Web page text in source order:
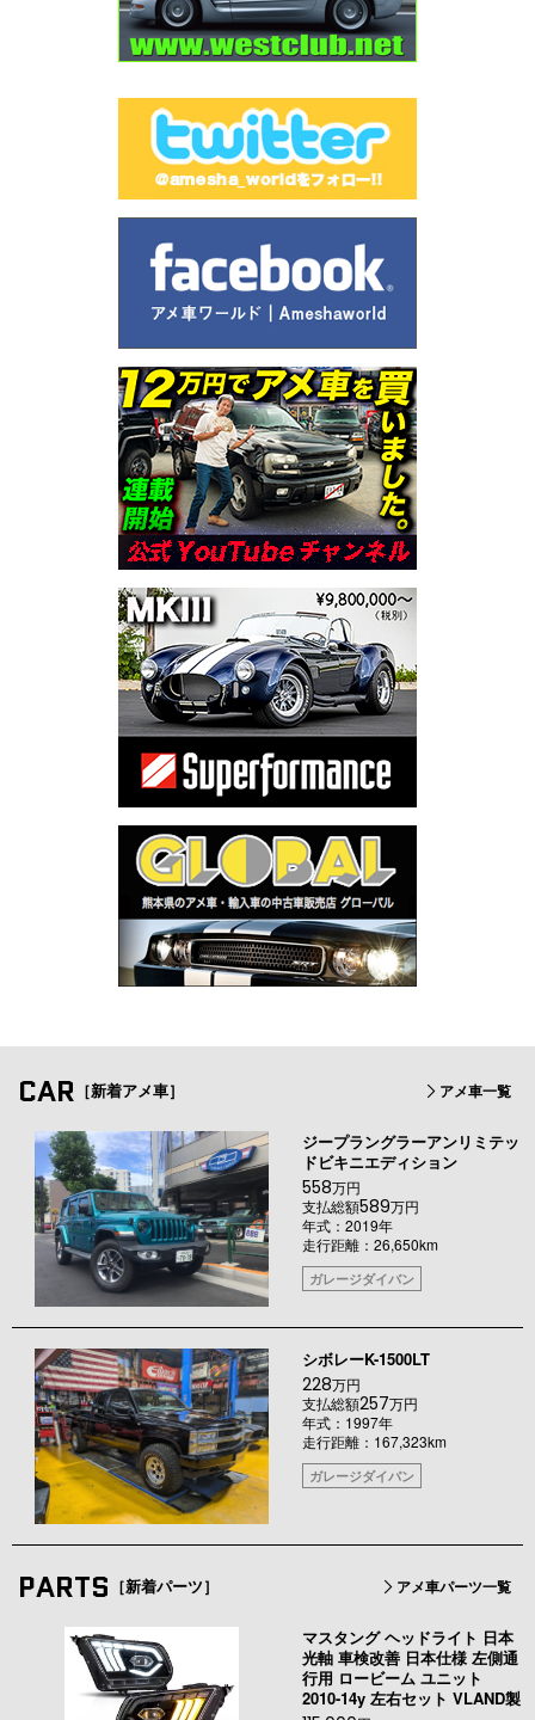
CAR ［新着アメ車］ アメ車一覧
ジープラングラーアンリミテッ
ドビキニエディション
558万円
支払総額589万円
年式：2019年
走行距離：26,650km
ガレージダイバン
シボレーK-1500LT
228万円
支払総額257万円
年式：1997年
走行距離：167,323km
ガレージダイバン
PARTS ［新着パーツ］ アメ車パーツ一覧
マスタング ヘッドライト 日本
光軸 車検改善 日本仕様 左側通
行用 ロービーム ユニット
2010-14y 左右セット VLAND製